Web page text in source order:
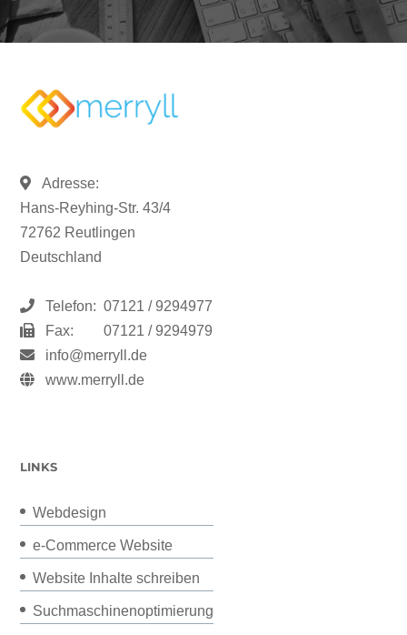
Adresse:
Hans-Reyhing-Str. 43/4
72762 Reutlingen
Deutschland
Telefon: 07121 / 9294977
Fax:
07121 / 9294979
info@merryll.de
www.merryll.de
LINKS
Webdesign
e-Commerce Website
Website Inhalte schreiben
Suchmaschinenoptimierung